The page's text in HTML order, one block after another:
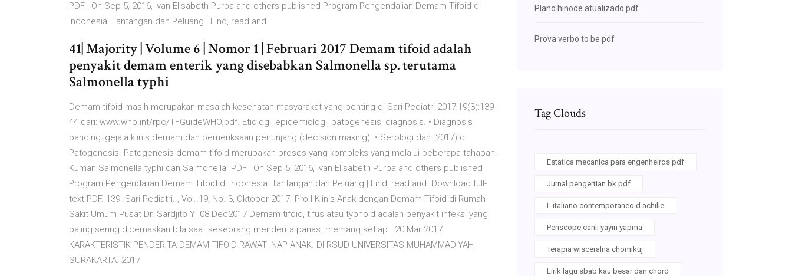
PDF | On Sep 5, 2016, Ivan Elisabeth Purba and others published Program Pengendalian Demam Tifoid di
Indonesia: Tantangan dan Peluang | Find, read and
41| Majority | Volume 6 | Nomor 1 | Februari 2017 Demam tifoid adalah
penyakit demam enterik yang disebabkan Salmonella sp. terutama
Salmonella typhi
Demam tifoid masih merupakan masalah kesehatan masyarakat yang penting di Sari Pediatri 2017;19(3):139-
44 dari: www.who.int/rpc/TFGuideWHO.pdf. Etiologi, epidemiologi, patogenesis, diagnosis. • Diagnosis
banding: gejala klinis demam dan pemeriksaan penunjang (decision making). • Serologi dan 2017) c.
Patogenesis. Patogenesis demam tifoid merupakan proses yang kompleks yang melalui beberapa tahapan.
Kuman Salmonella typhi dan Salmonella PDF | On Sep 5, 2016, Ivan Elisabeth Purba and others published
Program Pengendalian Demam Tifoid di Indonesia: Tantangan dan Peluang | Find, read and Download full-
text PDF. 139. Sari Pediatri. , Vol. 19, No. 3, Oktober 2017. Pro l Klinis Anak dengan Demam Tifoid di Rumah
Sakit Umum Pusat Dr. Sardjito Y 08 Dec2017 Demam tifoid, tifus atau typhoid adalah penyakit infeksi yang
paling sering dicemaskan bila saat seseorang menderita panas. memang setiap 20 Mar 2017
KARAKTERISTIK PENDERITA DEMAM TIFOID RAWAT INAP ANAK. DI RSUD UNIVERSITAS MUHAMMADIYAH
SURAKARTA. 2017
Plano hinode atualizado pdf
Prova verbo to be pdf
Tag Clouds
Estatica mecanica para engenheiros pdf
Jurnal pengertian bk pdf
L italiano contemporaneo d achille
Periscope canlı yayın yapma
Terapia wisceralna chomikuj
Lirik lagu sbab kau besar dan chord